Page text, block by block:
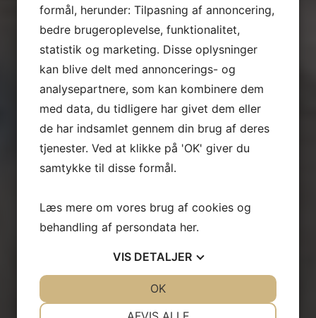
formål, herunder: Tilpasning af annoncering,
bedre brugeroplevelse, funktionalitet,
statistik og marketing. Disse oplysninger
kan blive delt med annoncerings- og
analysepartnere, som kan kombinere dem
med data, du tidligere har givet dem eller
de har indsamlet gennem din brug af deres
tjenester. Ved at klikke på 'OK' giver du
samtykke til disse formål.
Læs mere om vores brug af cookies og
behandling af persondata her.
VIS DETALJER
OK